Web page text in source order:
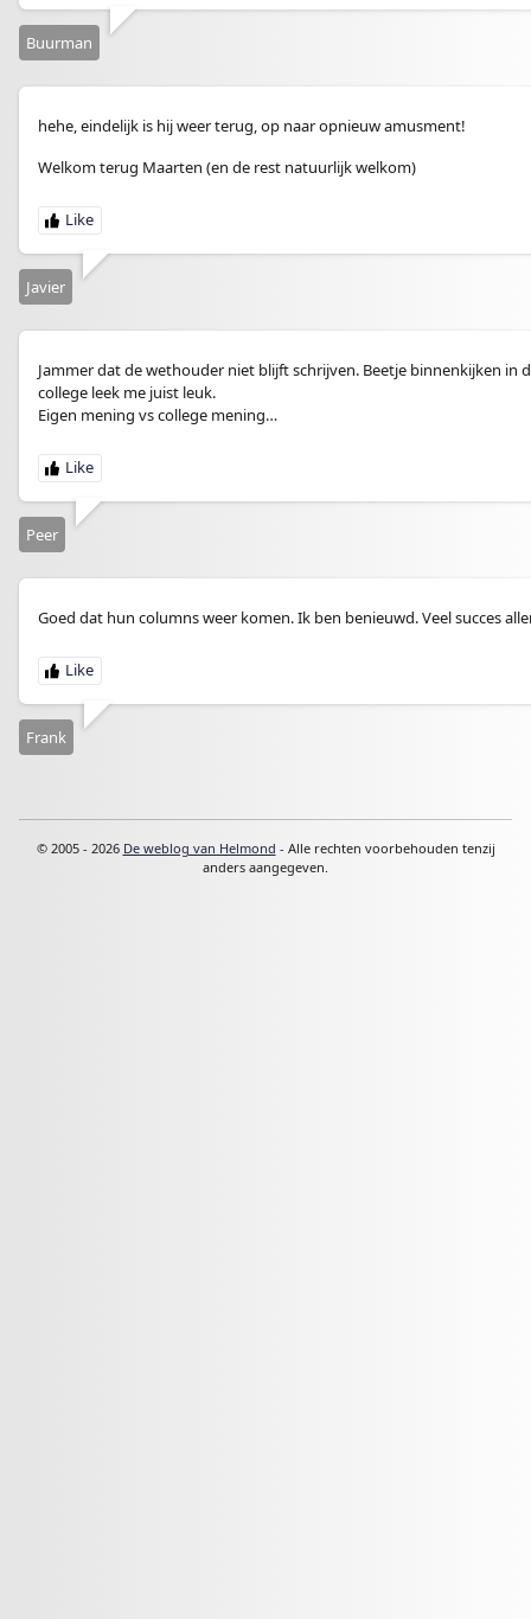
Buurman
hehe, eindelijk is hij weer terug, op naar opnieuw amusment!
Welkom terug Maarten (en de rest natuurlijk welkom)
Javier
Jammer dat de wethouder niet blijft schrijven. Beetje binnenkijken in
college leek me juist leuk.
Eigen mening vs college mening…
Peer
Goed dat hun columns weer komen. Ik ben benieuwd. Veel succes
Frank
© 2005 - 2026 De weblog van Helmond - Alle rechten voorbehouden tenzij
anders aangegeven.